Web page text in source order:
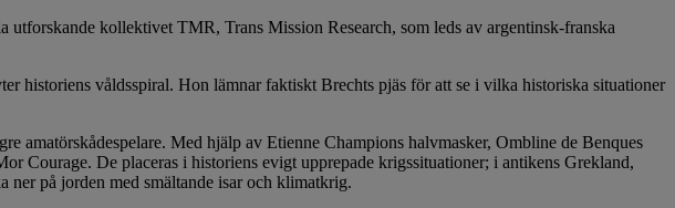
utforskande kollektivet TMR, Trans Mission Research, som leds av argentinsk-franska
historiens våldsspiral. Hon lämnar faktiskt Brechts pjäs för att se i vilka historiska situationer
amatörskådespelare. Med hjälp av Etienne Champions halvmasker, Ombline de Benques
Courage. De placeras i historiens evigt upprepade krigssituationer; i antikens Grekland,
på jorden med smältande isar och klimatkrig.